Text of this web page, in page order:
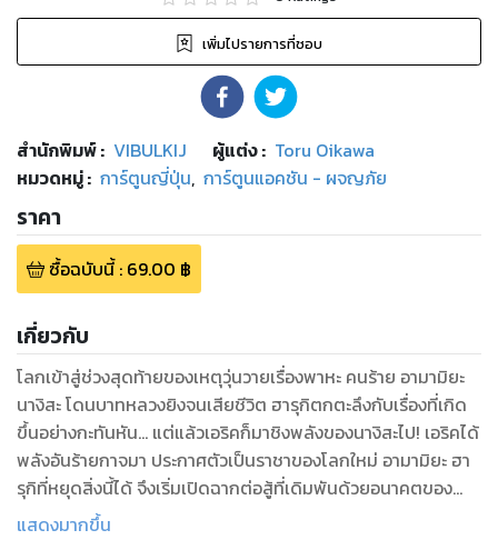
เพิ่มไปรายการที่ชอบ
สำนักพิมพ์: VIBULKIJ ผู้แต่ง : Toru Oikawa
หมวดหมู่: การ์ตูนญี่ปุ่น, การ์ตูนแอคชัน - ผจญภัย
ราคา
ซื้อฉบับนี้: 69.00 ฿
เกี่ยวกับ
โลกเข้าสู่ช่วงสุดท้ายของเหตุวุ่นวายเรื่องพาหะ คนร้าย อามามิยะ
นางิสะ โดนบาทหลวงยิงจนเสียชีวิต ฮารุกิตกตะลึงกับเรื่องที่เกิด
ขึ้นอย่างกะทันหัน... แต่แล้วเอริคก็มาชิงพลังของนางิสะไป! เอริคได้
พลังอันร้ายกาจมา ประกาศตัวเป็นราชาของโลกใหม่ อามามิยะ ฮา
รุกิที่หยุดสิ่งนี้ได้ จึงเริ่มเปิดฉากต่อสู้ที่เดิมพันด้วยอนาคตของ
มวลมนุษย์!!
แสดงมากขึ้น